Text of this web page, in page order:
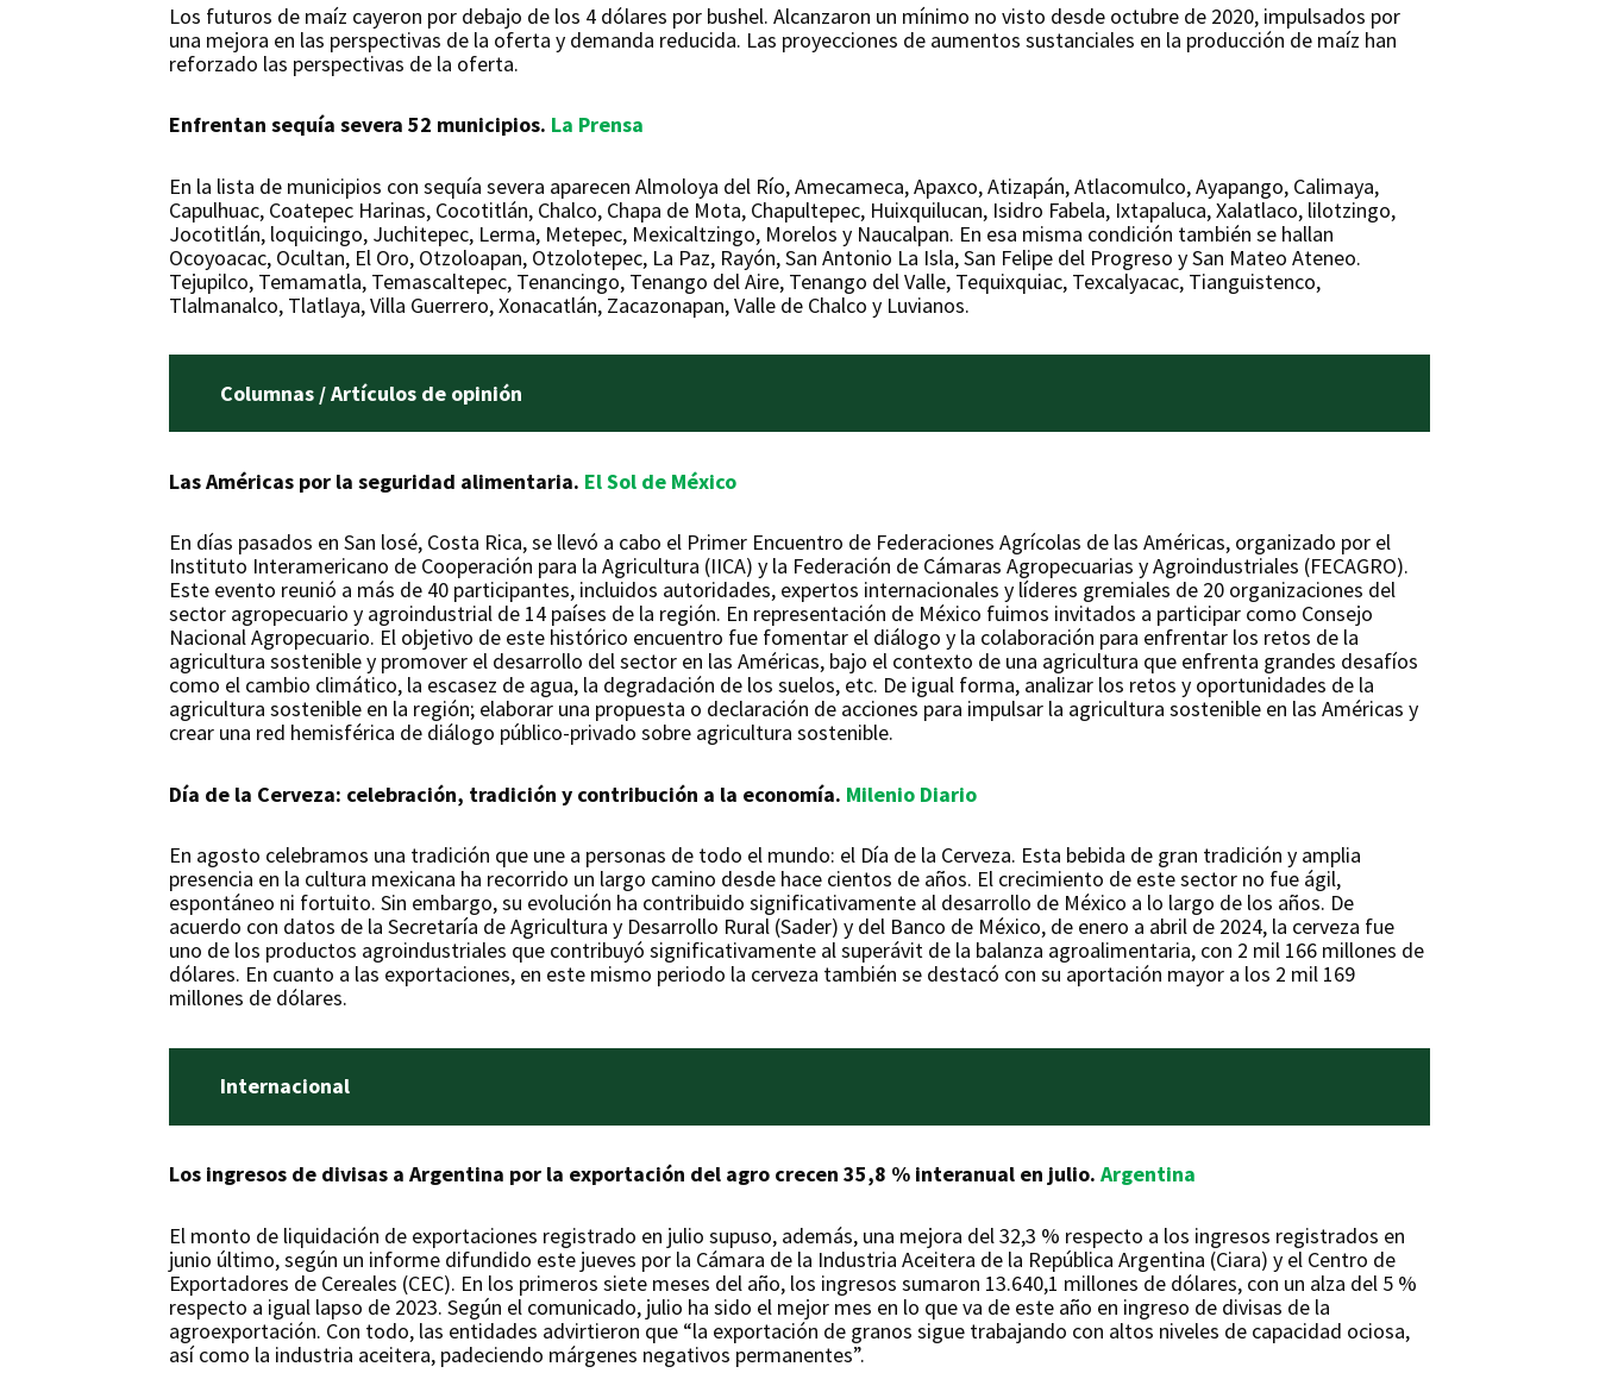
Los futuros de maíz cayeron por debajo de los 4 dólares por bushel. Alcanzaron un mínimo no visto desde octubre de 2020, impulsados por
una mejora en las perspectivas de la oferta y demanda reducida. Las proyecciones de aumentos sustanciales en la producción de maíz han
reforzado las perspectivas de la oferta.
Enfrentan sequía severa 52 municipios. La Prensa
En la lista de municipios con sequía severa aparecen Almoloya del Río, Amecameca, Apaxco, Atizapán, Atlacomulco, Ayapango, Calimaya,
Capulhuac, Coatepec Harinas, Cocotitlán, Chalco, Chapa de Mota, Chapultepec, Huixquilucan, Isidro Fabela, Ixtapaluca, Xalatlaco, lilotzingo,
Jocotitlán, loquicingo, Juchitepec, Lerma, Metepec, Mexicaltzingo, Morelos y Naucalpan. En esa misma condición también se hallan
Ocoyoacac, Ocultan, El Oro, Otzoloapan, Otzolotepec, La Paz, Rayón, San Antonio La Isla, San Felipe del Progreso y San Mateo Ateneo.
Tejupilco, Temamatla, Temascaltepec, Tenancingo, Tenango del Aire, Tenango del Valle, Tequixquiac, Texcalyacac, Tianguistenco,
Tlalmanalco, Tlatlaya, Villa Guerrero, Xonacatlán, Zacazonapan, Valle de Chalco y Luvianos.
Columnas / Artículos de opinión
Las Américas por la seguridad alimentaria. El Sol de México
En días pasados en San losé, Costa Rica, se llevó a cabo el Primer Encuentro de Federaciones Agrícolas de las Américas, organizado por el
Instituto Interamericano de Cooperación para la Agricultura (IICA) y la Federación de Cámaras Agropecuarias y Agroindustriales (FECAGRO).
Este evento reunió a más de 40 participantes, incluidos autoridades, expertos internacionales y líderes gremiales de 20 organizaciones del
sector agropecuario y agroindustrial de 14 países de la región. En representación de México fuimos invitados a participar como Consejo
Nacional Agropecuario. El objetivo de este histórico encuentro fue fomentar el diálogo y la colaboración para enfrentar los retos de la
agricultura sostenible y promover el desarrollo del sector en las Américas, bajo el contexto de una agricultura que enfrenta grandes desafíos
como el cambio climático, la escasez de agua, la degradación de los suelos, etc. De igual forma, analizar los retos y oportunidades de la
agricultura sostenible en la región; elaborar una propuesta o declaración de acciones para impulsar la agricultura sostenible en las Américas y
crear una red hemisférica de diálogo público-privado sobre agricultura sostenible.
Día de la Cerveza: celebración, tradición y contribución a la economía. Milenio Diario
En agosto celebramos una tradición que une a personas de todo el mundo: el Día de la Cerveza. Esta bebida de gran tradición y amplia
presencia en la cultura mexicana ha recorrido un largo camino desde hace cientos de años. El crecimiento de este sector no fue ágil,
espontáneo ni fortuito. Sin embargo, su evolución ha contribuido significativamente al desarrollo de México a lo largo de los años. De
acuerdo con datos de la Secretaría de Agricultura y Desarrollo Rural (Sader) y del Banco de México, de enero a abril de 2024, la cerveza fue
uno de los productos agroindustriales que contribuyó significativamente al superávit de la balanza agroalimentaria, con 2 mil 166 millones de
dólares. En cuanto a las exportaciones, en este mismo periodo la cerveza también se destacó con su aportación mayor a los 2 mil 169
millones de dólares.
Internacional
Los ingresos de divisas a Argentina por la exportación del agro crecen 35,8 % interanual en julio. Argentina
El monto de liquidación de exportaciones registrado en julio supuso, además, una mejora del 32,3 % respecto a los ingresos registrados en
junio último, según un informe difundido este jueves por la Cámara de la Industria Aceitera de la República Argentina (Ciara) y el Centro de
Exportadores de Cereales (CEC). En los primeros siete meses del año, los ingresos sumaron 13.640,1 millones de dólares, con un alza del 5 %
respecto a igual lapso de 2023. Según el comunicado, julio ha sido el mejor mes en lo que va de este año en ingreso de divisas de la
agroexportación. Con todo, las entidades advirtieron que “la exportación de granos sigue trabajando con altos niveles de capacidad ociosa,
así como la industria aceitera, padeciendo márgenes negativos permanentes”.